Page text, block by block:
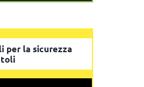
per la sicurezza